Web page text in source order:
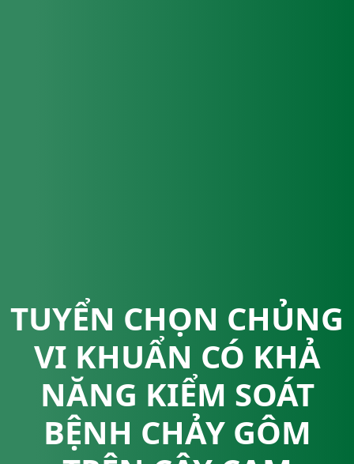
TUYỂN CHỌN CHỦNG
VI KHUẨN CÓ KHẢ
NĂNG KIỂM SOÁT
BỆNH CHẢY GÔM